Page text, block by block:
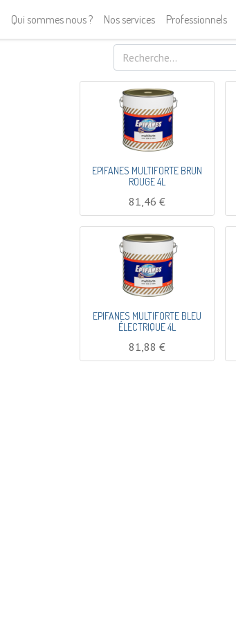
Qui sommes nous ? Nos services Professionnels
EPIFANES MULTIFORTE BRUN
ROUGE 4L
81,46 €
EPIFANES MULTIFORTE BLEU
ÉLECTRIQUE 4L
81,88 €